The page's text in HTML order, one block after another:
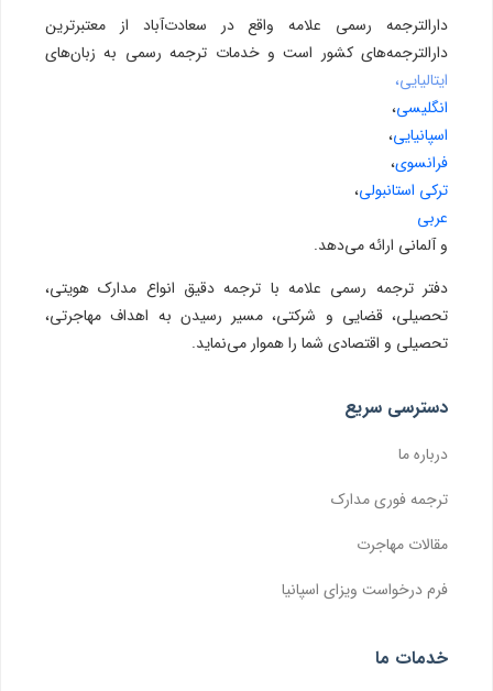
دارالترجمه رسمی علامه واقع در سعادت‌آباد از معتبرترین
دارالترجمه‌های کشور است و خدمات ترجمه رسمی به زبان‌های
ایتالیایی،
انگلیسی،
اسپانیایی،
فرانسوی،
ترکی استانبولی،
عربی
و آلمانی ارائه می‌دهد.
دفتر ترجمه رسمی علامه با ترجمه دقیق انواع مدارک هویتی،
تحصیلی، قضایی و شرکتی، مسیر رسیدن به اهداف مهاجرتی،
تحصیلی و اقتصادی شما را هموار می‌نماید.
دسترسی سریع
درباره ما
ترجمه فوری مدارک
مقالات مهاجرت
فرم درخواست ویزای اسپانیا
خدمات ما